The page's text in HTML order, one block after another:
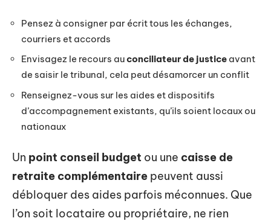
Pensez à consigner par écrit tous les échanges,
courriers et accords
Envisagez le recours auconciliateur de justice avant
de saisir le tribunal, cela peut désamorcer un conflit
Renseignez-vous sur les aides et dispositifs
d’accompagnement existants, qu’ils soient locaux ou
nationaux
Un point conseil budget ou une caisse de
retraite complémentaire peuvent aussi
débloquer des aides parfois méconnues. Que
l’on soit locataire ou propriétaire, ne rien